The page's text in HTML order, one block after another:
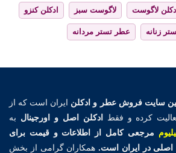
ادکلن لاگوست لاگوست سبز ادکلن کنزو
زنانه عطر تستر مردانه
سایت فروش عطر و ادکلن ایران است که از
کرده و فقط ادکلن اصل و اورجینال به
مرجعی کامل از اطلاعات و قیمت برای
اصلی در ایران است. همکاران گرامی از بخش